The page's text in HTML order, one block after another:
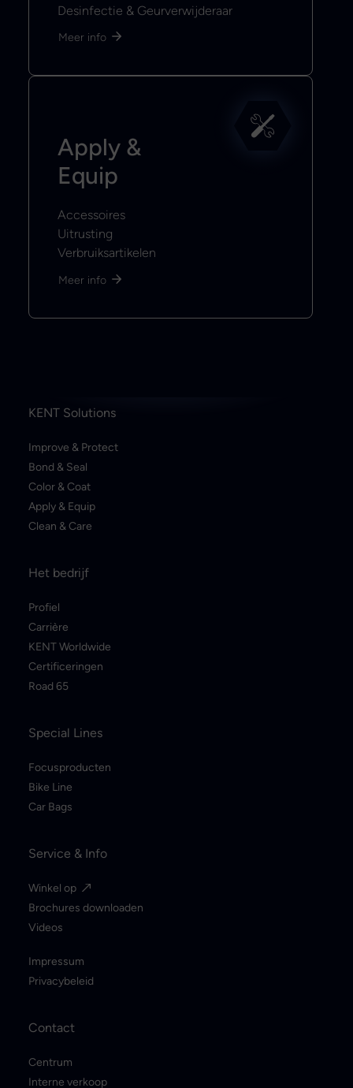
Desinfectie & Geurverwijderaar
Meer info
Apply &
Equip
Accessoires
Uitrusting
Verbruiksartikelen
Meer info
KENT Solutions
Improve & Protect
Bond & Seal
Color & Coat
Apply & Equip
Clean & Care
Het bedrijf
Profiel
Carrière
KENT Worldwide
Certificeringen
Road 65
Special Lines
Focusproducten
Bike Line
Car Bags
Service & Info
Winkel op
Brochures downloaden
Videos
Impressum
Privacybeleid
Contact
Centrum
Interne verkoop